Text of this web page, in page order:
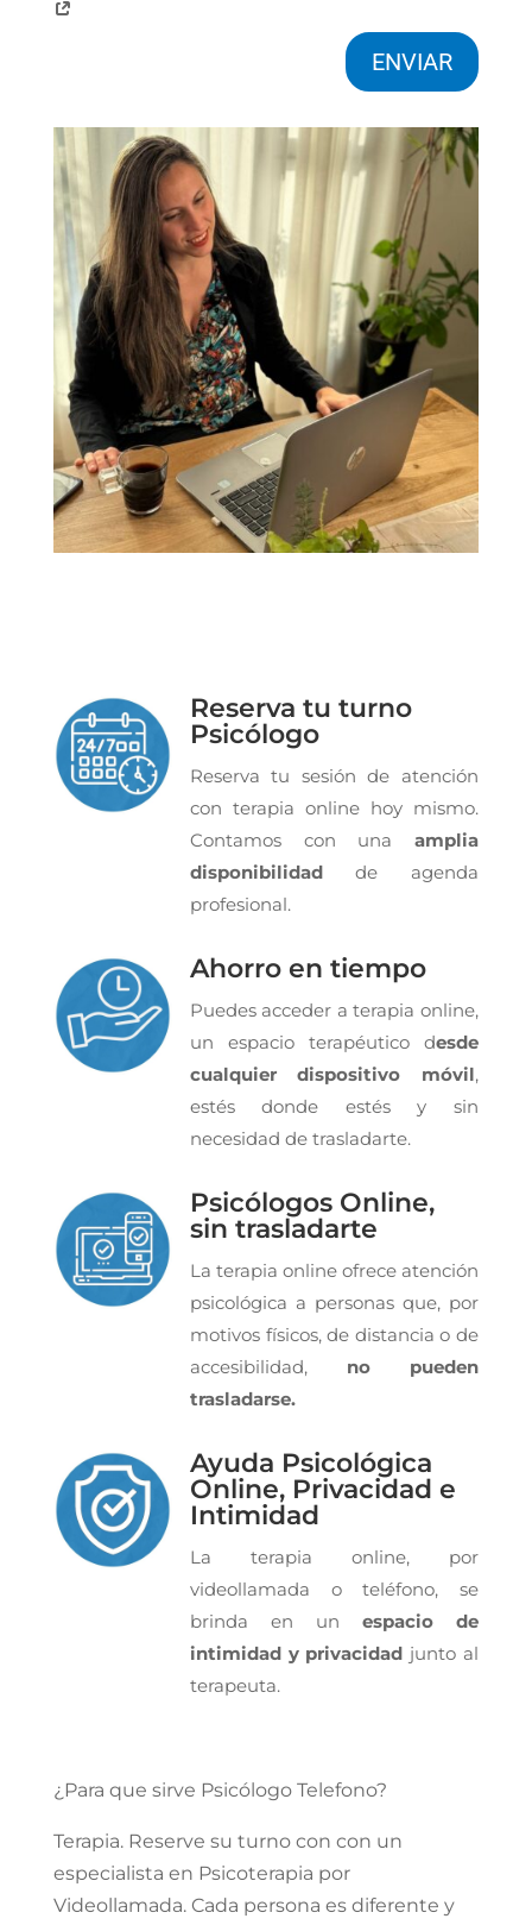
ENVIAR
Reserva tu turno
Psicólogo
Reserva tu sesión de atención
con terapia online hoy mismo.
Contamos con una amplia
disponibilidadde agenda
profesional.
Ahorro en tiempo
Puedes acceder a terapia online,
un espacio terapéutico desde
cualquier dispositivo móvil,
estés donde estés y sin
necesidad de trasladarte.
Psicólogos Online,
sin trasladarte
La terapia online ofrece atención
psicológica a personas que, por
motivos físicos, de distancia o de
accesibilidad, no pueden
trasladarse.
Ayuda Psicológica
Online, Privacidad e
Intimidad
La terapia online, por
videollamada o teléfono, se
brinda en un espacio de
intimidad y privacidad junto al
terapeuta.
¿Para que sirve Psicólogo Telefono?
Terapia. Reserve su turno con con un
especialista en Psicoterapia por
Videollamada. Cada persona es diferente y